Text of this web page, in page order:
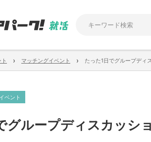
› マッチングイベント › たった1日でグループディ
ベント
グループディスカッシ